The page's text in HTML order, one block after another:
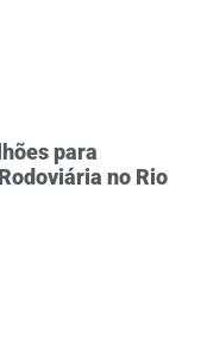
para
no Rio